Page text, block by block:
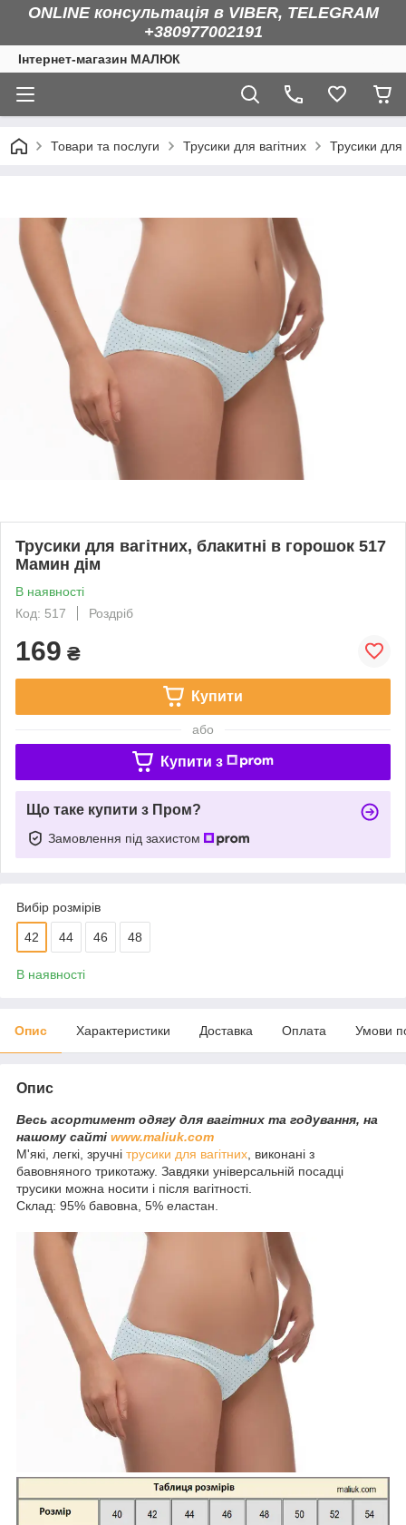
ONLINE консультація в VIBER, TELEGRAM
+380977002191
Інтернет-магазин МАЛЮК
Товари та послуги Трусики для вагітних Трусики для
Трусики для вагітних, блакитні в горошок 517
Мамин дім
В наявності
Код: 517
Роздріб
169 ₴
Купити
або
Купити з
Що таке купити з Пром?
Замовлення під захистом
Вибір розмірів
42 44 46 48
В наявності
Опис Характеристики Доставка Оплата Умови
Опис
Весь асортимент одягу для вагітних та годування, на
нашому сайті www.maliuk.com
М'які, легкі, зручні трусики для вагітних , виконані з
бавовняного трикотажу. Завдяки універсальній посадці
трусики можна носити і після вагітності.
Склад: 95% бавовна, 5% еластан.